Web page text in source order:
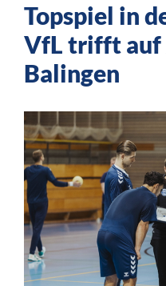
Topspiel in
VfL trifft auf
Balingen